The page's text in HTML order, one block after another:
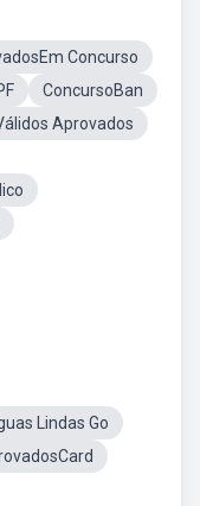
Concurso
ConcursoBan
Aprovados
Lindas Go